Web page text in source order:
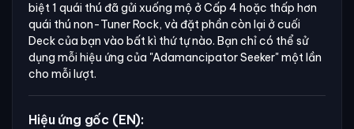
biệt 1 quái thú đã gửi xuống mộ ở Cấp 4 hoặc thấp hơn
quái thú non-Tuner Rock, và đặt phần còn lại ở cuối
Deck của bạn vào bất kì thứ tự nào. Bạn chỉ có thể sử
dụng mỗi hiệu ứng của "Adamancipator Seeker"một lần
cho mỗi lượt.
Hiệu ứng gốc (EN):